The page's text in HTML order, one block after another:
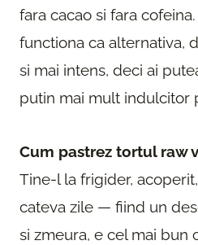
fara cacao si fara
functiona ca alternativa,
si mai intens, deci ai
putin mai mult indulcitor
Cum pastrez tortul raw
Tine-l la frigider,
cateva zile — fiind un
si zmeura, e cel mai bun